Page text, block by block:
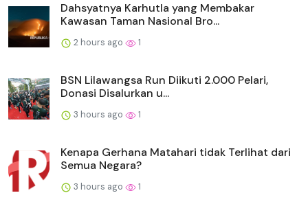
Dahsyatnya Karhutla yang Membakar
Kawasan Taman Nasional Bro...
2 hours ago 1
BSN Lilawangsa Run Diikuti 2.000 Pelari,
Donasi Disalurkan u...
3 hours ago 1
Kenapa Gerhana Matahari tidak Terlihat dari
Semua Negara?
3 hours ago 1